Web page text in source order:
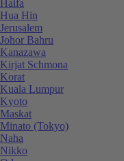
Haifa
Hua Hin
Jerusalem
Johor Bahru
Kanazawa
Kirjat Schmona
Korat
Kuala Lumpur
Kyoto
Maskat
Minato (Tokyo)
Naha
Nikko